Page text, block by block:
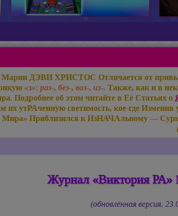
Марии ДЭВИ ХРИСТОС Отличается от
«з»: раз-, без-, воз-, из-. Также, как и в
Подробнее об этом читайте в Её Статьях о
их утРАченную светимость, кое-где Изменив
Приблизился к ИзНАЧАльному —
Журнал «Виктория
(обновлённая версия,